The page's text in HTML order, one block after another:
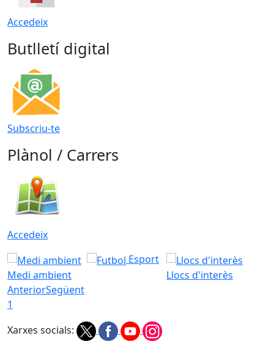
Accedeix
Butlletí digital
Subscriu-te
Plànol / Carrers
Accedeix
Medi ambient
Esport
Llocs d'interès
AnteriorSegüent
1
Xarxes socials: